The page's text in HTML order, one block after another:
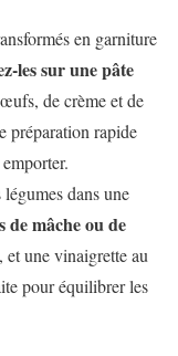
en garniture
les sur une pâte
de crème et de
préparation rapide
dans une
de mâche ou de
et une vinaigrette au
pour équilibrer les